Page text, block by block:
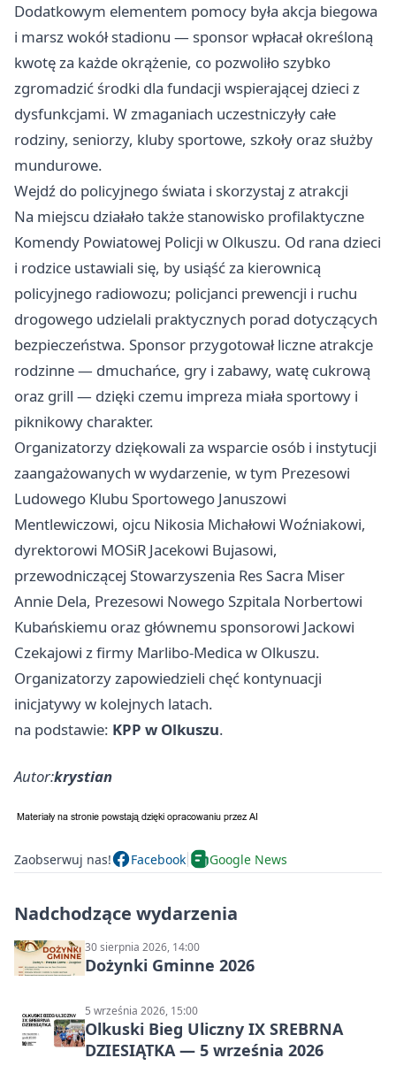
Dodatkowym elementem pomocy była akcja biegowa
i marsz wokół stadionu — sponsor wpłacał określoną
kwotę za każde okrążenie, co pozwoliło szybko
zgromadzić środki dla fundacji wspierającej dzieci z
dysfunkcjami. W zmaganiach uczestniczyły całe
rodziny, seniorzy, kluby sportowe, szkoły oraz służby
mundurowe.
Wejdź do policyjnego świata i skorzystaj z atrakcji
Na miejscu działało także stanowisko profilaktyczne
Komendy Powiatowej Policji w Olkuszu. Od rana dzieci
i rodzice ustawiali się, by usiąść za kierownicą
policyjnego radiowozu; policjanci prewencji i ruchu
drogowego udzielali praktycznych porad dotyczących
bezpieczeństwa. Sponsor przygotował liczne atrakcje
rodzinne — dmuchańce, gry i zabawy, watę cukrową
oraz grill — dzięki czemu impreza miała sportowy i
piknikowy charakter.
Organizatorzy dziękowali za wsparcie osób i instytucji
zaangażowanych w wydarzenie, w tym Prezesowi
Ludowego Klubu Sportowego Januszowi
Mentlewiczowi, ojcu Nikosia Michałowi Woźniakowi,
dyrektorowi MOSiR Jacekowi Bujasowi,
przewodniczącej Stowarzyszenia Res Sacra Miser
Annie Dela, Prezesowi Nowego Szpitala Norbertowi
Kubańskiemu oraz głównemu sponsorowi Jackowi
Czekajowi z firmy Marlibo-Medica w Olkuszu.
Organizatorzy zapowiedzieli chęć kontynuacji
inicjatywy w kolejnych latach.
na podstawie: KPP w Olkuszu.
Autor:krystian
Zaobserwuj nas! Facebook Google News
Nadchodzące wydarzenia
30 sierpnia 2026, 14:00
Dożynki Gminne 2026
5 września 2026, 15:00
Olkuski Bieg Uliczny IX SREBRNA
DZIESIĄTKA — 5 września 2026